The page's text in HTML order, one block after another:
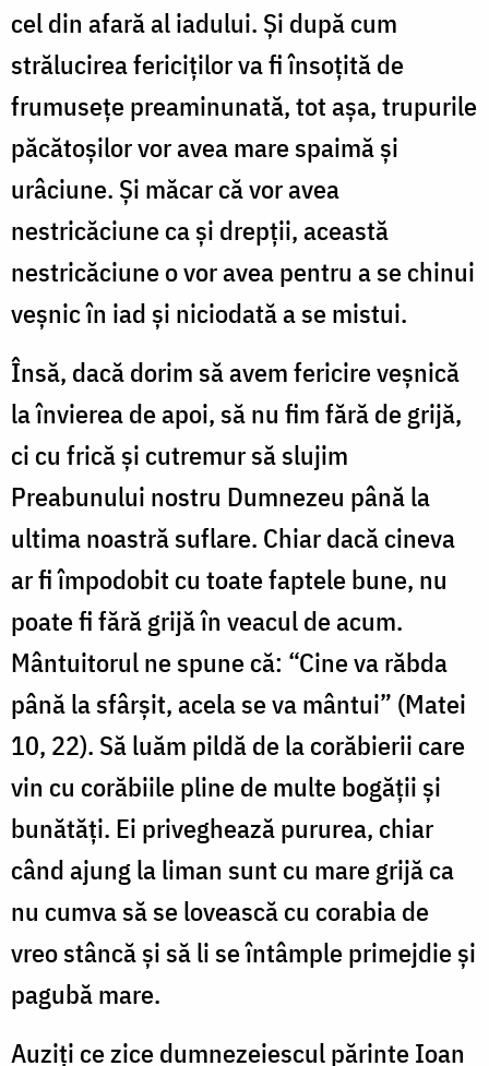
cel din afară al iadului. Și după cum
strălucirea fericiților va fi însoțită de
frumusețe preaminunată, tot așa, trupurile
păcătoșilor vor avea mare spaimă și
urâciune. Și măcar că vor avea
nestricăciune ca și drepții, această
nestricăciune o vor avea pentru a se chinui
veșnic în iad și niciodată a se mistui.
Însă, dacă dorim să avem fericire veșnică
la învierea de apoi, să nu fim fără de grijă,
ci cu frică și cutremur să slujim
Preabunului nostru Dumnezeu până la
ultima noastră suflare. Chiar dacă cineva
ar fi împodobit cu toate faptele bune, nu
poate fi fără grijă în veacul de acum.
Mântuitorul ne spune că: “Cine va răbda
până la sfârșit, acela se va mântui” (Matei
10, 22). Să luăm pildă de la corăbierii care
vin cu corăbiile pline de multe bogății și
bunătăți. Ei priveghează pururea, chiar
când ajung la liman sunt cu mare grijă ca
nu cumva să se lovească cu corabia de
vreo stâncă și să li se întâmple primejdie și
pagubă mare.
Auziți ce zice dumnezeiescul părinte Ioan